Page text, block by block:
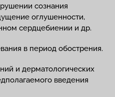
сознания
оглушенности,
сердцебиении и др.
в период обострения.
и дерматологических
введения